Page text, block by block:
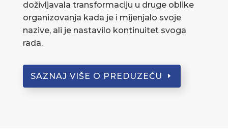
doživljavala transformaciju u druge oblike
organizovanja kada je i mijenjalo svoje
nazive, ali je nastavilo kontinuitet svoga
rada.
SAZNAJ VIŠE O PREDUZEĆU